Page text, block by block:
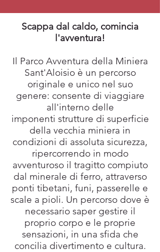
Scappa dal caldo, comincia
l'avventura!
Il Parco Avventura della Miniera
Sant'Aloisio è un percorso
originale e unico nel suo
genere: consente di viaggiare
all'interno delle
imponenti strutture di superficie
della vecchia miniera in
condizioni di assoluta sicurezza,
ripercorrendo in modo
avventuroso il tragitto compiuto
dal minerale di ferro, attraverso
ponti tibetani, funi, passerelle e
scale a pioli. Un percorso dove è
necessario saper gestire il
proprio corpo e le proprie
sensazioni, in una sfida che
concilia divertimento e cultura.